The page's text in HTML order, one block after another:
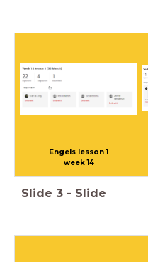
Engels lesson 1
week 14
Slide 3 - Slide